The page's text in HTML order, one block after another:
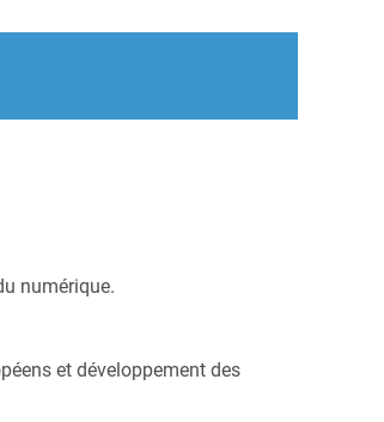
numérique.
et développement des